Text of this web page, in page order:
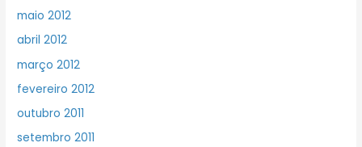
maio 2012
abril 2012
março 2012
fevereiro 2012
outubro 2011
setembro 2011